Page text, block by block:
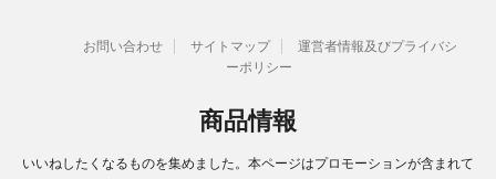
お問い合わせ サイトマップ
運営者情報及びプライバシ
ーポリシー
商品情報
いいねしたくなるものを集めました。本ページはプロモーションが含まれて